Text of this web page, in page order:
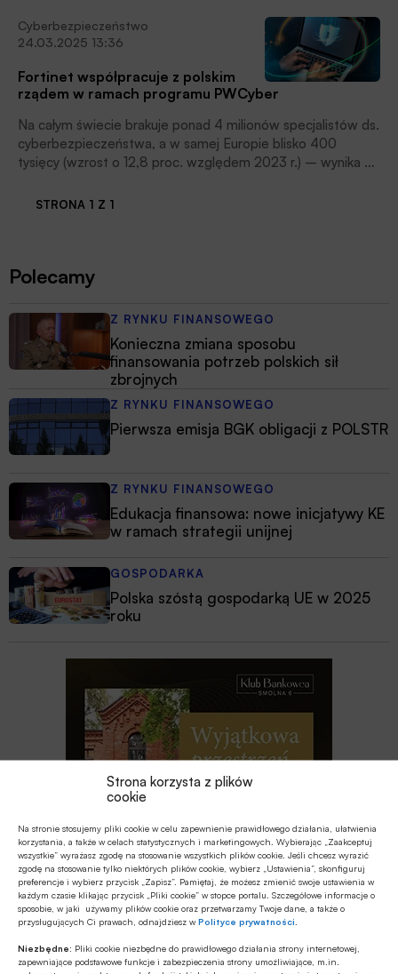
Strona korzysta z plików
cookie
Na stronie stosujemy pliki cookie w celu zapewnienie prawidłowego działania, ułatwienia
korzystania, a także w celach statystycznych i marketingowych. Wybierając „Zaakceptuj
wszystkie” wyrażasz zgodę na stosowanie wszystkich plików cookie. Jeśli chcesz wyrazić
zgodę na stosowanie tylko niektórych plików cookie, wybierz „Ustawienia”, skonfiguruj
preferencje i wybierz przycisk „Zapisz”. Pamiętaj, że możesz zmienić swoje ustawienia w
każdym czasie klikając przycisk „Pliki cookie” w stopce portalu. Szczegółowe informacje o
sposobie, w jaki używamy plików cookie oraz przetwarzamy Twoje dane, a także o
przysługujących Ci prawach, odnajdziesz wPolityce prywatności
Niezbędne: Pliki cookie niezbędne do prawidłowego działania strony internetowej,
zapewniające podstawowe funkcje i zabezpieczenia strony umożliwiające, m.in.
jedynie tanią siłę roboczą, to już przeszłość. Dziś siłą
polskiego sektora jest dostęp do blisko 586 tysięcy wysoko
wykwalifikowanych specjalistów oraz czołowa pozycja w
globalnych rankingach cyberbezpieczeństwa. Co więcej,
polskie firmy odchodzą od ogólnego modelu
horyzontalnego i skupiają się na wąskich specjalizacjach.
Dzięki temu mogą wdrażać najbardziej zaawansowane
systemy u swoich klientów.
Cyberbezpieczeństwo
24.03.2025 13:36
Fortinet współpracuje z polskim
rządem w ramach programu PWCyber
Na całym świecie brakuje ponad 4 milionów specjalistów ds.
cyberbezpieczeństwa, a w samej Europie blisko 400
tysięcy (wzrost o 12,8 proc. względem 2023 r.) – wynika z
braki mogą być powodem poważnych problemów z
doświadczonych specjalistów jest główną przyczyną
udanych cyberataków – podaje raport Fortinet 2024
Cybersecurity Skills Gap. Eksperci Fortinet uważają, że w
celu skutecznego zapobiegania cyberprzestępczości
koniecznością staje się uruchamianie inicjatyw łączących
sektory publiczny i prywatny, czytamy w informacji prasowej
STRONA 1 Z 1
Polecamy
Z RYNKU FINANSOWEGO
Konieczna zmiana sposobu
finansowania potrzeb polskich sił
zbrojnych
Z RYNKU FINANSOWEGO
Pierwsza emisja BGK obligacji z POLSTR
Z RYNKU FINANSOWEGO
Edukacja finansowa: nowe inicjatywy KE
w ramach strategii unijnej
GOSPODARKA
Polska szóstą gospodarką UE w 2025
roku
Najnowsze
Z RYNKU FINANSOWEGO